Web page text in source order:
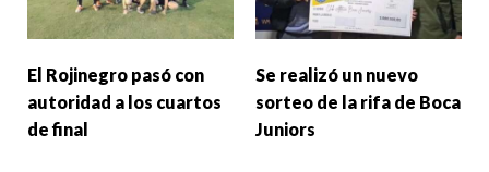
El Rojinegro pasó con
autoridad a los cuartos
de final
Se realizó un nuevo
sorteo de la rifa de Boca
Juniors